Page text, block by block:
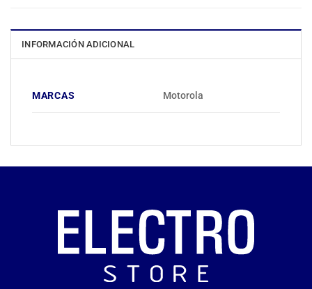
INFORMACIÓN ADICIONAL
MARCAS Motorola